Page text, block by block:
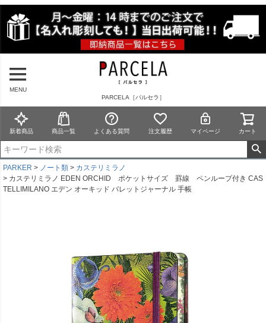
MENU
PARCELA［パルセラ］
新着商品 商品一覧 よくある質問 注文履歴 マイページ カート
PARKER ノート類
カステリミラノ
カステリミラノ EDEN ORCHID ポケットサイズ 罫線 ペンループ付き CAS
TELLIMILANO エデン オーキッド バレットジャーナル 手帳